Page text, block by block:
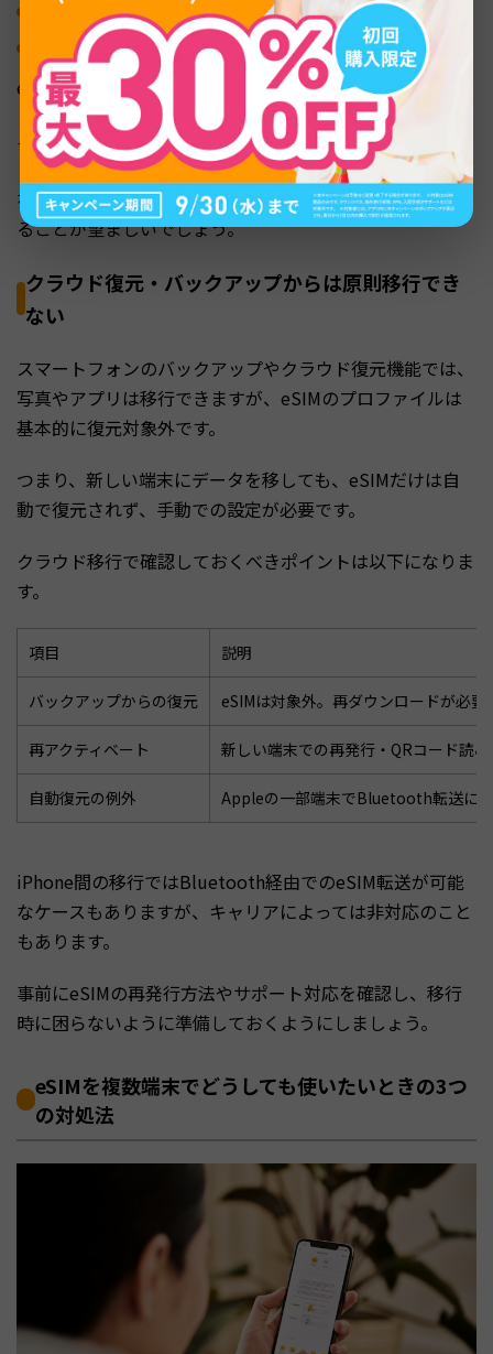
再発行回数に上限（月1〜3回など）が設定されることもある
再発行には手数料（220円〜880円）がかかるケースがある
eSIMを複数端末で使い回そうとして再発行を繰り返す
と、回数制限や手数料負担が問題になる可能性がありま
す。
なるべくひとつの端末で長期的に使い続ける前提で契約す
ることが望ましいでしょう。
クラウド復元・バックアップからは原則移行でき
ない
スマートフォンのバックアップやクラウド復元機能では、
写真やアプリは移行できますが、eSIMのプロファイルは
基本的に復元対象外です。
つまり、新しい端末にデータを移しても、eSIMだけは自
動で復元されず、手動での設定が必要です。
クラウド移行で確認しておくべきポイントは以下になりま
す。
項目 説明
バックアップからの復元 eSIMは対象外。再ダウンロードが必要
再アクティベート 新しい端末での再発行・QRコード読
自動復元の例外 Appleの一部端末でBluetooth転送に
iPhone間の移行ではBluetooth経由でのeSIM転送が可能
なケースもありますが、キャリアによっては非対応のこと
もあります。
事前にeSIMの再発行方法やサポート対応を確認し、移行
時に困らないように準備しておくようにしましょう。
eSIMを複数端末でどうしても使いたいときの3つ
の対処法